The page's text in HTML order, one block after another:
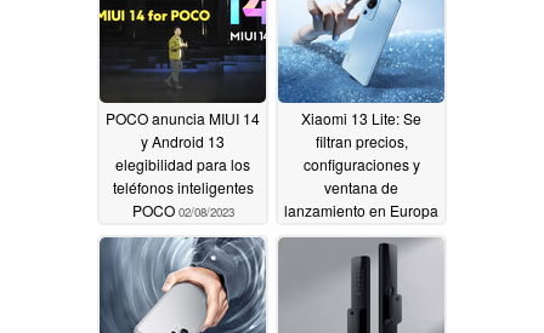
POCO anuncia MIUI 14
y Android 13
elegibilidad para los
teléfonos inteligentes
POCO 02/08/2023
Xiaomi 13 Lite: Se
filtran precios,
configuraciones y
ventana de
lanzamiento en Europa
02/08/2023